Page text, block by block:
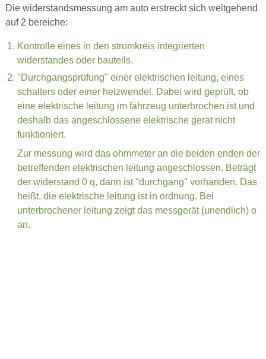
Die widerstandsmessung am auto erstreckt sich weitgehend
auf 2 bereiche:
Kontrolle eines in den stromkreis integrierten
widerstandes oder bauteils.
"Durchgangsprüfung" einer elektrischen leitung, eines
schalters oder einer heizwendel. Dabei wird geprüft, ob
eine elektrische leitung im fahrzeug unterbrochen ist und
deshalb das angeschlossene elektrische gerät nicht
funktioniert.
Zur messung wird das ohmmeter an die beiden enden der
betreffenden elektrischen leitung angeschlossen. Beträgt
der widerstand 0 q, dann ist "durchgang" vorhanden. Das
heißt, die elektrische leitung ist in ordnung. Bei
unterbrochener leitung zeigt das messgerät (unendlich) o
an.